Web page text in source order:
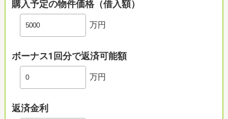
購入予定の物件価格（借入額）
万円
ボーナス1回分で返済可能額
万円
返済金利